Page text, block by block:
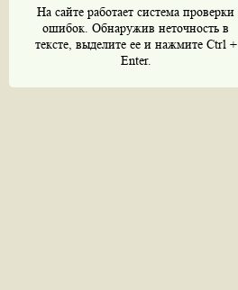
На сайте работает система проверки
ошибок. Обнаружив неточность в
тексте, выделите ее и нажмите Ctrl +
Enter.